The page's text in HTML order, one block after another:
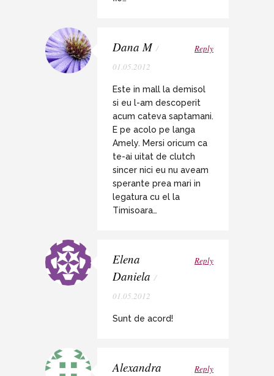
Dana M /
01.05.2012
Reply
Este in mall la demisol
si eu l-am descoperit
acum cateva saptamani.
E pe acolo pe langa
Amely. Mersi oricum ca
te-ai uitat de clutch
sincer nici eu nu aveam
sperante prea mari in
legatura cu el la
Timisoara…
Elena
Daniela /
01.05.2012
Reply
Sunt de acord!
Alexandra
Reply